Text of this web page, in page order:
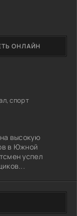
спорт
высокую
в Южной
успел
ОНЛАЙН